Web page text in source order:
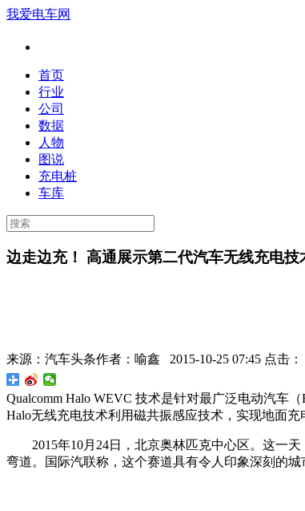
我爱电车网
首页
行业
公司
数据
人物
图说
充电桩
车库
边走边充！ 高通展示第二代汽车无线充电技
来源： 汽车头条作者： 喻鑫 2015-10-25 07:45 点击：
Qualcomm Halo WEVC 技术是针对最广泛电动汽车
Halo无线充电技术利用磁共振感应技术，实现地面充
2015年10月24日，北京奥林匹克中心区。这一
弯道。国际汽联称，这个赛道具有令人印象深刻的